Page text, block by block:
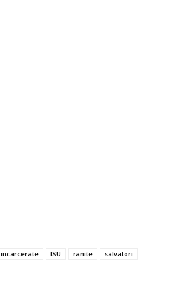
incarcerate ISU ranite salvatori